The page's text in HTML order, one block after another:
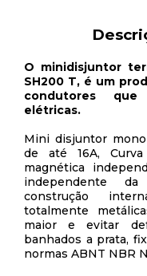
O minidisjuntor
SH200 T, é um
condutores
elétricas.
Mini disjuntor
de até 16A,
magnética
independente
construção
totalmente
maior e evitar
banhados a prata,
normas ABNT NBR